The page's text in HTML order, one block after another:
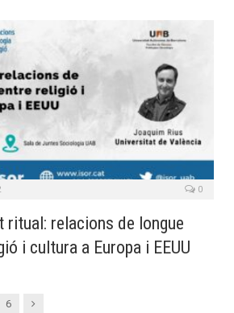
0
ritual: relacions de longue
i cultura a Europa i EEUU
6 Next